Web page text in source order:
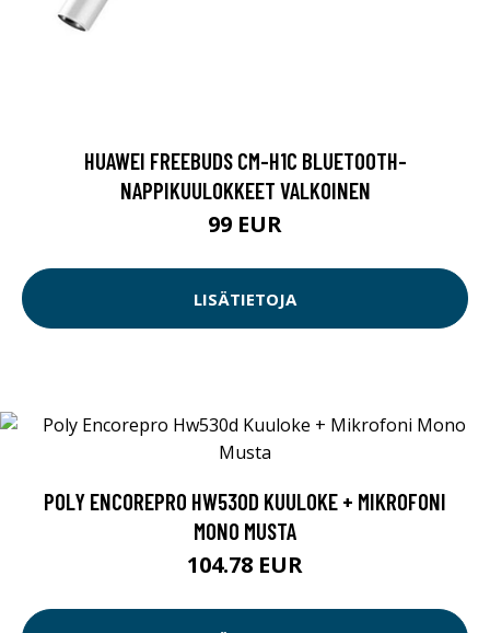
HUAWEI FREEBUDS CM-H1C BLUETOOTH-
NAPPIKUULOKKEET VALKOINEN
99 EUR
LISÄTIETOJA
POLY ENCOREPRO HW530D KUULOKE + MIKROFONI
MONO MUSTA
104.78 EUR